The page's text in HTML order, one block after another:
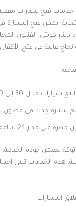
خدمات فتح سيارات مقفلة
بأسعار بين 20 إلى 50 دينار كويتي.
عالية في فتح
خلال 30 إلى 60 دقيقة
سيارة جديد في غضون
مهرة على مدار 24 ساعة
تضمن جودة الخدمة.
هذه الخدمات تلبي
السيارات